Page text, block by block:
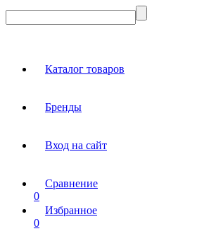
Каталог товаров
Бренды
Вход на сайт
Сравнение
0
Избранное
0